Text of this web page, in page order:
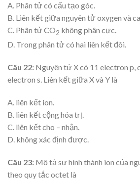
A. Phân tử có cấu tạo góc.
B. Liên kết giữa nguyên tử oxygen và
C. Phân tử CO2 không phân cực.
D. Trong phân tử có hai liên kết đôi.
Câu 22: Nguyên tử X có 11 electron p,
electron s. Liên kết giữa X và Y là
A. liên kết ion.
B. liên kết cộng hóa trị.
C. liên kết cho – nhận.
D. không xác định được.
Câu 23: Mô tả sự hình thành ion của
theo quy tắc octet là